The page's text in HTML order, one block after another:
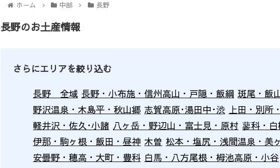
ホーム 中部 長野
長野のお土産情報
さらにエリアを絞り込む
長野 全域 長野・小布施・信州高山・戸隠・飯綱 斑尾・飯
野沢温泉・木島平・秋山郷 志賀高原･湯田中･渋 上田・別所
軽井沢・佐久･小諸 八ヶ岳・野辺山・富士見・原村 蓼科・
伊那・駒ヶ根・飯田・昼神 木曽 松本・塩尻・浅間温泉・美
安曇野・穂高・大町・豊科 白馬・八方尾根・栂池高原・小谷